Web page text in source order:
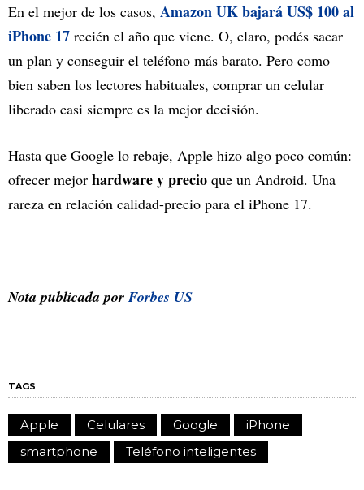
En el mejor de los casos, Amazon UK bajaráUS$ 100 al
iPhone 17 recién el año que viene. O, claro, podés sacar
un plan y conseguir el teléfono más barato. Pero como
bien saben los lectores habituales, comprar un celular
liberado casi siempre es la mejor decisión.
Hasta que Google lo rebaje, Apple hizo algo poco común:
ofrecer mejor hardware y precio que un Android. Una
rareza en relación calidad-precio para el iPhone 17.
Nota publicada porForbes US
TAGS
Apple Celulares Google
iPhone
smartphone
Teléfono inteligentes